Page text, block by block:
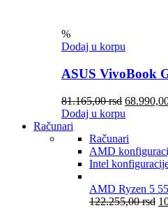
%
Dodaj u korpu
ASUS VivoBook
81.165,00rsd
Dodaj u korpu
Računari
Računari
AMD
Intel
AMD Ryzen 5
122.255,00rsd